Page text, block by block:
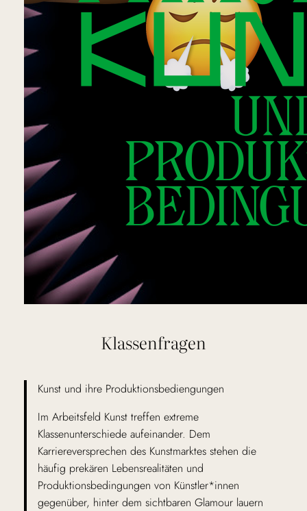
Klassenfragen
Kunst und ihre Produktionsbediengungen
Im Arbeitsfeld Kunst treffen extreme
Klassenunterschiede aufeinander. Dem
Karriereversprechen des Kunstmarktes stehen die
häufig prekären Lebensrealitäten und
Produktionsbedingungen von Künstler*innen
gegenüber, hinter dem sichtbaren Glamour lauern